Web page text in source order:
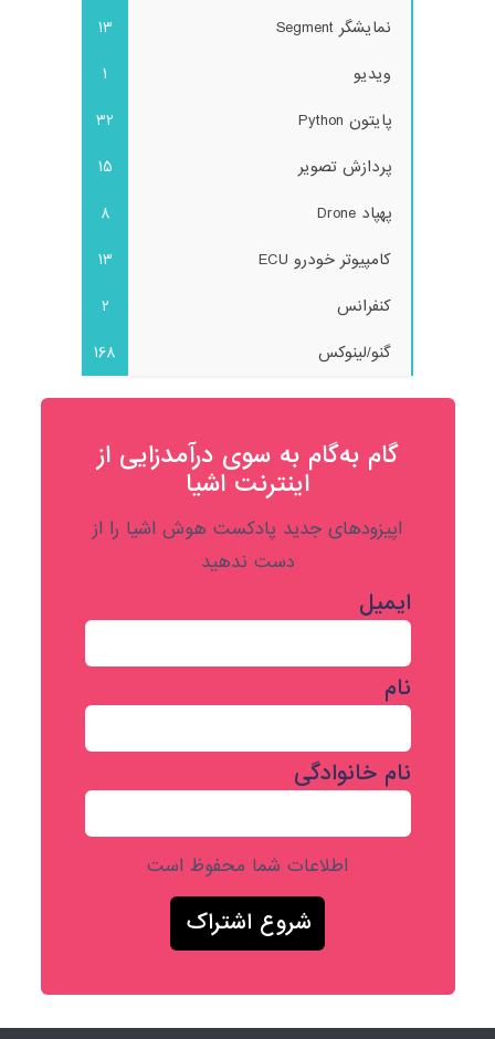
نمایشگر Segment
13
ویدیو
1
پایتون Python
32
پردازش تصویر
15
پهپاد Drone
8
کامپیوتر خودرو ECU
13
کنفرانس
2
گنو/لینوکس
168
گام به‌گام به‌ سوی درآمدزایی از
اینترنت اشیا
اپیزودهای جدید پادکست هوش اشیا را از
دست ندهید
ایمیل
نام
نام خانوادگی
اطلاعات شما محفوظ است